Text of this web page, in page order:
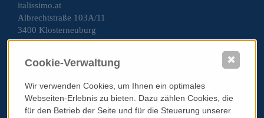
italissimo.at
Albrechtstraße 103A/11
3400 Klosterneuburg
AGB & Datenschutz
Standardinformationsplatz PRG
Werben auf italissimo.at
Cookie-Verwaltung
Wir verwenden Cookies, um Ihnen ein optimales
Webseiten-Erlebnis zu bieten. Dazu zählen Cookies, die
für den Betrieb der Seite und für die Steuerung unserer
✖